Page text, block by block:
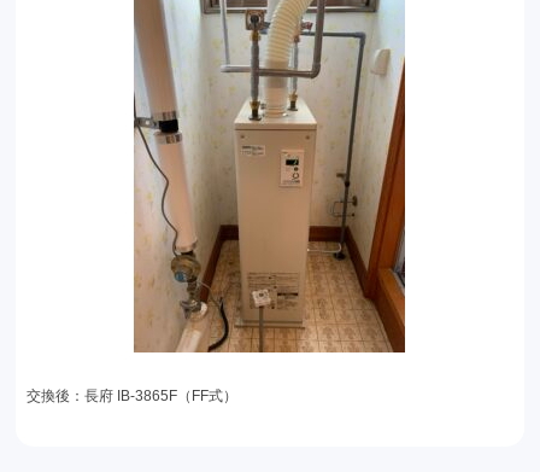
交換後：長府 IB-3865F（FF式）